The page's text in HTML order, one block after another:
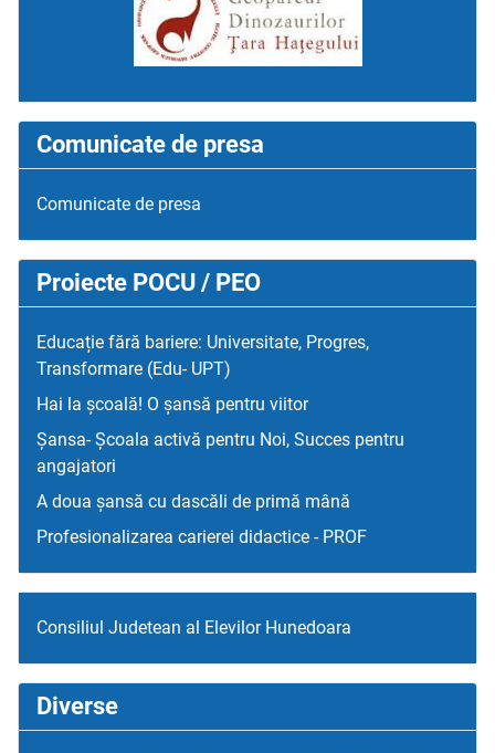
Comunicate de presa
Comunicate de presa
Proiecte POCU / PEO
Educație fără bariere: Universitate, Progres,
Transformare (Edu- UPT)
Hai la școală! O șansă pentru viitor
Șansa- Școala activă pentru Noi, Succes pentru
angajatori
A doua șansă cu dascăli de primă mână
Profesionalizarea carierei didactice - PROF
Consiliul Judetean al Elevilor Hunedoara
Diverse